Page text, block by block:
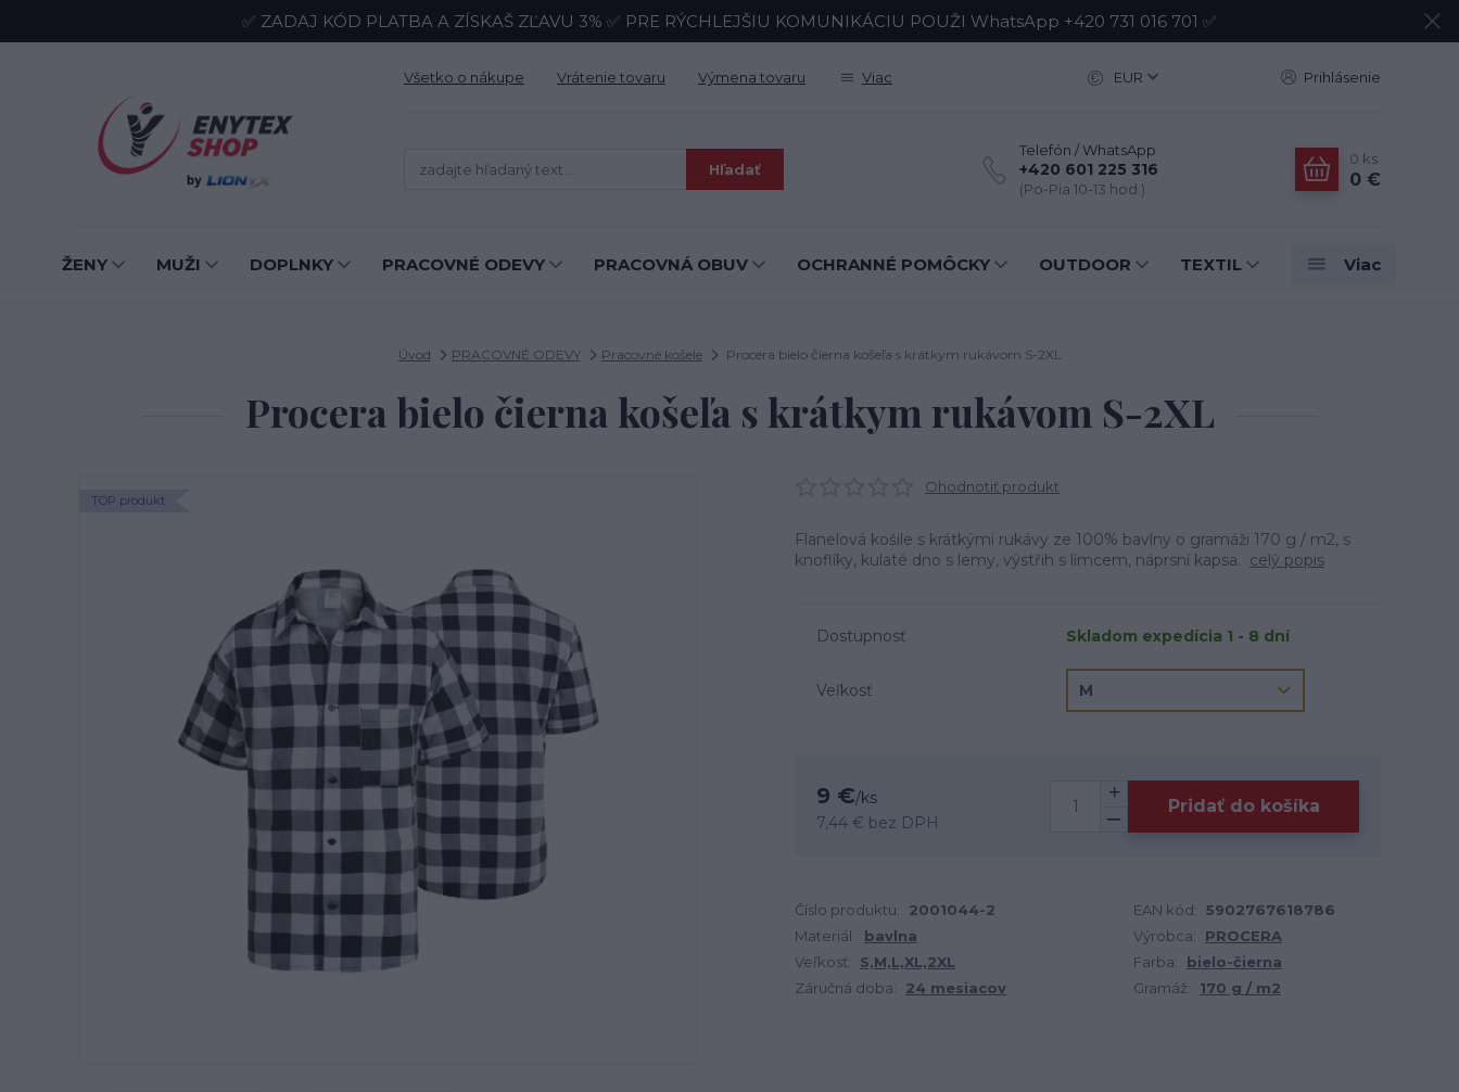
✅ ZADAJ KÓD PLATBA A ZÍSKAŠ ZĽAVU 3% ✅ PRE RÝCHLEJŠIU KOMUNIKÁCIU POUŽI WhatsApp +420 731 016 701 ✅
Všetko o nákupe Vrátenie tovaru Výmena tovaru Viac EUR Prihlásenie
Hľadať
Telefón / WhatsApp
+420 601 225 316
(Po-Pia 10-13 hod.)
0 ks
0 €
ŽENY MUŽI DOPLNKY PRACOVNÉ ODEVY PRACOVNÁ OBUV OCHRANNÉ POMÔCKY OUTDOOR TEXTIL Viac
Úvod PRACOVNÉ ODEVY Pracovné košele Procera bielo čierna košeľa s krátkym rukávom S-2XL
Procera bielo čierna košeľa s krátkym rukávom S-2XL
TOP produkt
Ohodnotiť produkt
Flanelová košile s krátkými rukávy ze 100% bavlny o gramáži 170 g / m2, s
knoflíky, kulaté dno s lemy, výstřih s límcem, náprsní kapsa. celý popis
Dostupnosť Skladom expedícia 1 - 8 dní
Veľkosť
9 €/ks
7,44 € bez DPH
Pridať do košíka
Číslo produktu: 2001044-2 EAN kód: 5902767618786
Materiál:
bavlna Výrobca:
PROCERA
Veľkosť:
S,M,L,XL,2XL Farba:
bielo-čierna
Záručná doba:
24 mesiacov Gramáž: 170 g / m2